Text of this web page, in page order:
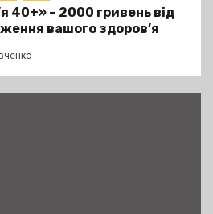
40+» – 2000 гривень від
вашого здоров’я